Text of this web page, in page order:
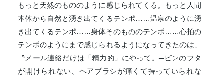
もっと天然のもののように感じられてくる。もっと人間
本体から自然と湧き出てくるテンポ……温泉のように湧
き出てくるテンポ……身体そのもののテンポ……心拍の
テンポのようにまで感じられるようになってきたのは、
〝メール連絡だけは「精力的」にやって。─ビンのフタ
が開けられない、ヘアブラシが痛くて持っていられな